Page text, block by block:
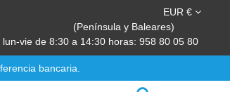
EUR €
(Península y Baleares)
lun-vie de 8:30 a 14:30 horas: 958 80 05 80
bancaria.